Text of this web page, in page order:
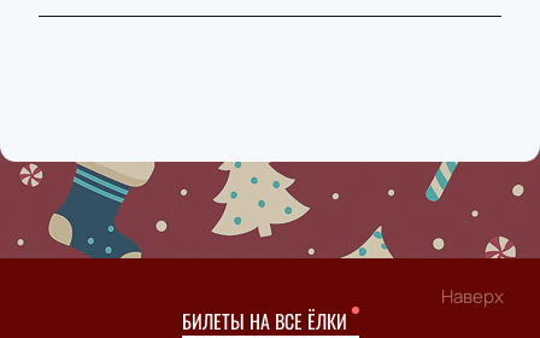
Наверх
БИЛЕТЫ НА ВСЕ ЁЛКИ